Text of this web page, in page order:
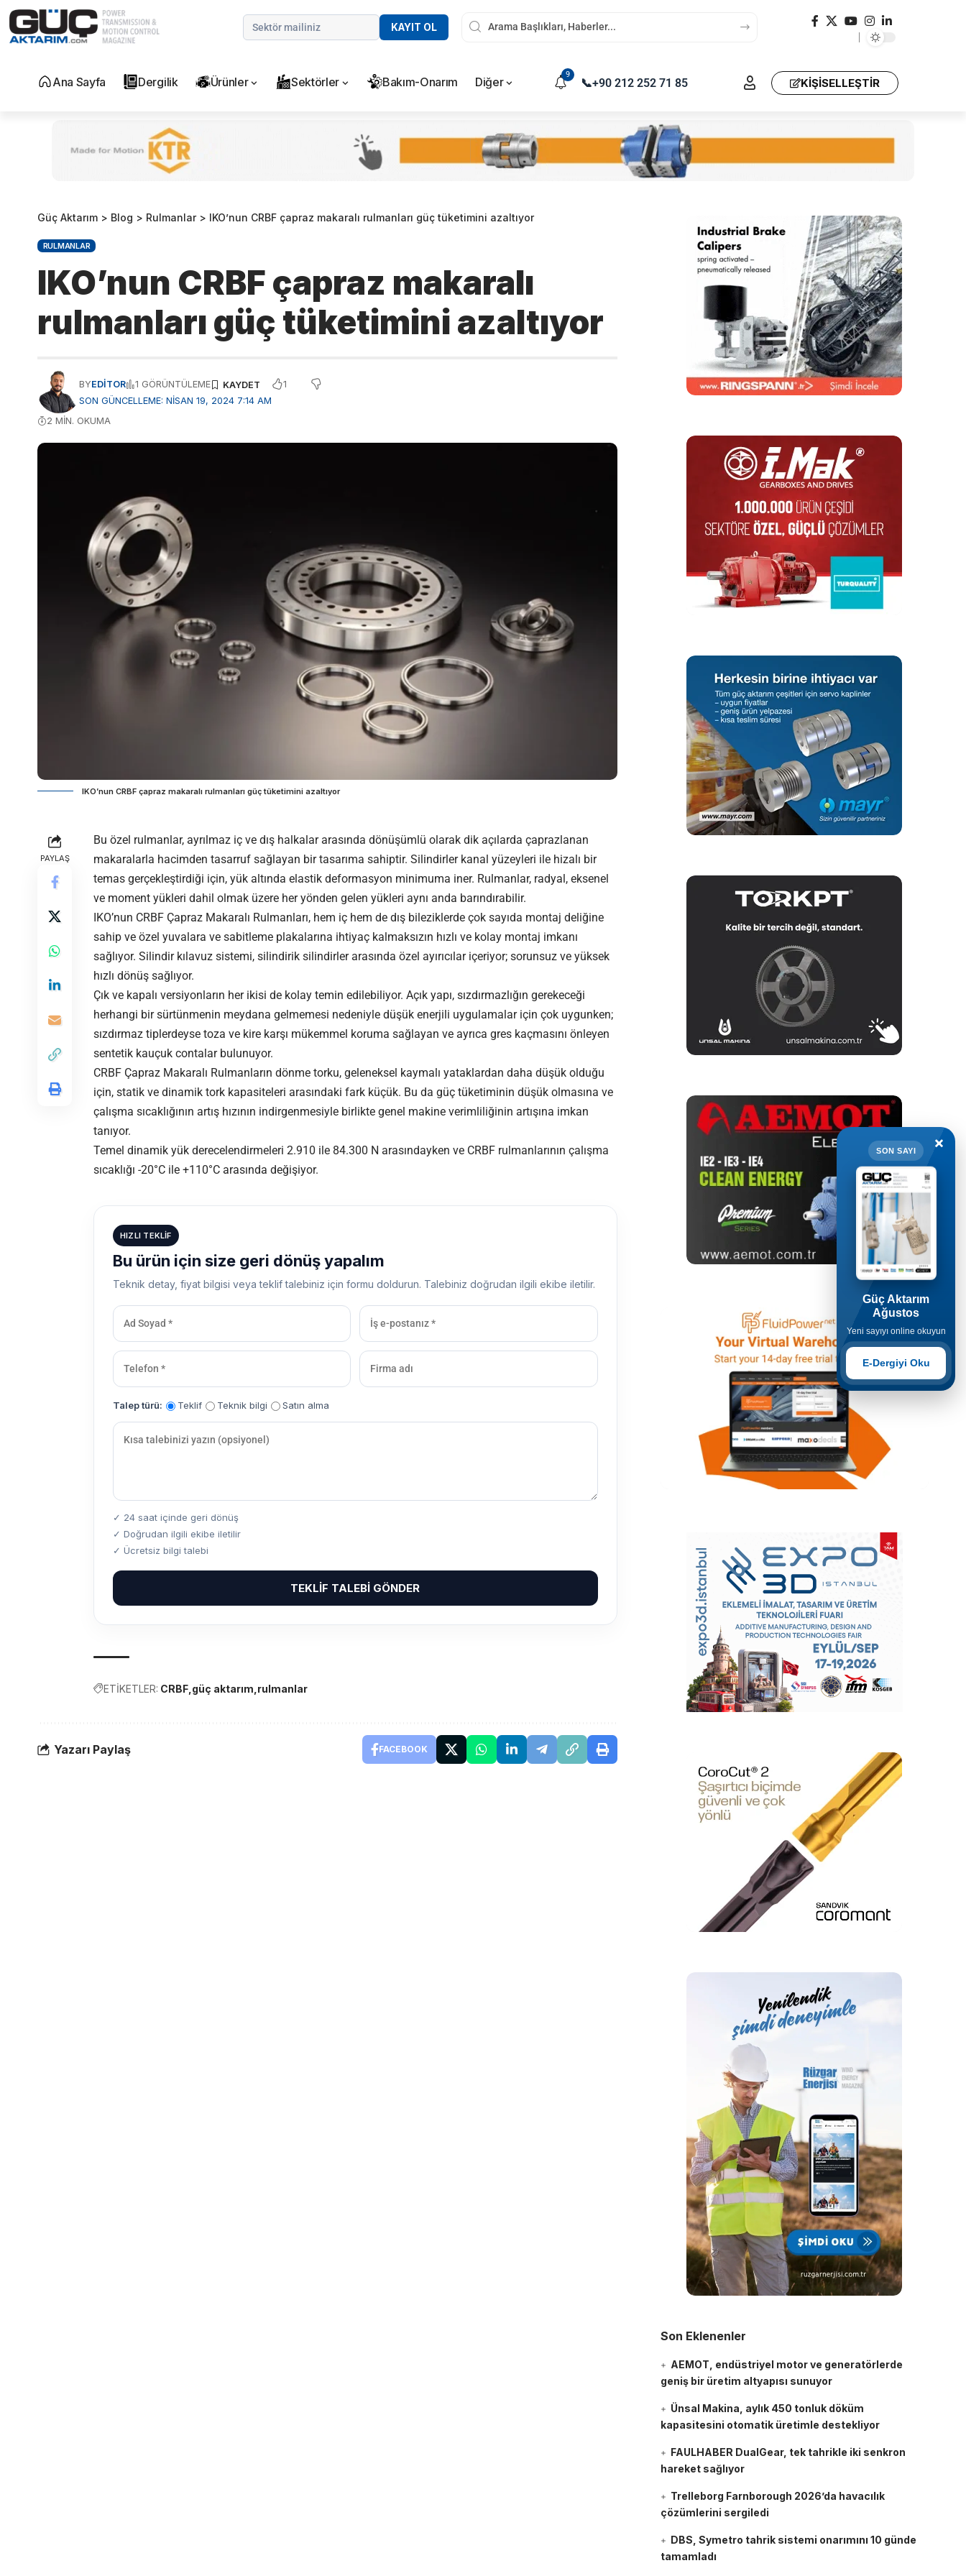
KAYIT OL
Ana Sayfa Dergilik Ürünler Sektörler Bakım-Onarım Diğer
9
📞+90 212 252 71 85 KIŞISELLEŞTIR
Güç Aktarım > Blog > Rulmanlar> IKO’nun CRBF çapraz makaralı rulmanları güç tüketimini azaltıyor
RULMANLAR
IKO’nun CRBF çapraz makaralı
rulmanları güç tüketimini azaltıyor
SON GÜNCELLEME: NISAN 19, 2024 7:14 AM
BYEDITOR 1 GÖRÜNTÜLEME 1
2 MIN. OKUMA
IKO’nun CRBF çapraz makaralı rulmanları güç tüketimini azaltıyor
PAYLAŞ
Bu özel rulmanlar, ayrılmaz iç ve dış halkalar arasında dönüşümlü olarak dik açılarda çaprazlanan
makaralarla hacimden tasarruf sağlayan bir tasarıma sahiptir. Silindirler kanal yüzeyleri ile hizalı bir
temas gerçekleştirdiği için, yük altında elastik deformasyon minimuma iner. Rulmanlar, radyal, eksenel
ve moment yükleri dahil olmak üzere her yönden gelen yükleri aynı anda barındırabilir.
IKO’nun CRBF Çapraz Makaralı Rulmanları, hem iç hem de dış bileziklerde çok sayıda montaj deliğine
sahip ve özel yuvalara ve sabitleme plakalarına ihtiyaç kalmaksızın hızlı ve kolay montaj imkanı
sağlıyor. Silindir kılavuz sistemi, silindirik silindirler arasında özel ayırıcılar içeriyor; sorunsuz ve yüksek
hızlı dönüş sağlıyor.
Çık ve kapalı versiyonların her ikisi de kolay temin edilebiliyor. Açık yapı, sızdırmazlığın gerekeceği
herhangi bir sürtünmenin meydana gelmemesi nedeniyle düşük enerjili uygulamalar için çok uygunken;
sızdırmaz tiplerdeyse toza ve kire karşı mükemmel koruma sağlayan ve ayrıca gres kaçmasını önleyen
sentetik kauçuk contalar bulunuyor.
CRBF Çapraz Makaralı Rulmanların dönme torku, geleneksel kaymalı yataklardan daha düşük olduğu
için, statik ve dinamik tork kapasiteleri arasındaki fark küçük. Bu da güç tüketiminin düşük olmasına ve
çalışma sıcaklığının artış hızının indirgenmesiyle birlikte genel makine verimliliğinin artışına imkan
tanıyor.
Temel dinamik yük derecelendirmeleri 2.910 ile 84.300 N arasındayken ve CRBF rulmanlarının çalışma
sıcaklığı -20°C ile +110°C arasında değişiyor.
HIZLI TEKLIF
Bu ürün için size geri dönüş yapalım
Teknik detay, fiyat bilgisi veya teklif talebiniz için formu doldurun. Talebiniz doğrudan ilgili ekibe iletilir.
Talep türü: Teklif Teknik bilgi Satın alma
✓ 24 saat içinde geri dönüş
✓ Doğrudan ilgili ekibe iletilir
✓ Ücretsiz bilgi talebi
TEKLIF TALEBI GÖNDER
ETİKETLER: CRBF güç aktarım rulmanlar
Yazarı Paylaş FACEBOOK
Son Eklenenler
AEMOT, endüstriyel motor ve generatörlerde
geniş bir üretim altyapısı sunuyor
Ünsal Makina, aylık 450 tonluk döküm
kapasitesini otomatik üretimle destekliyor
FAULHABER DualGear, tek tahrikle iki senkron
hareket sağlıyor
Trelleborg Farnborough 2026’da havacılık
çözümlerini sergiledi
DBS, Symetro tahrik sistemi onarımını 10 günde
tamamladı
×
SON SAYI
Güç Aktarım
Ağustos
Yeni sayıyı online okuyun
E-Dergiyi Oku